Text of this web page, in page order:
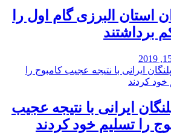
استان البرزی گام اول را
برداشتند
ایرانی با نتیجه عجیب
را تسلیم خود کردند